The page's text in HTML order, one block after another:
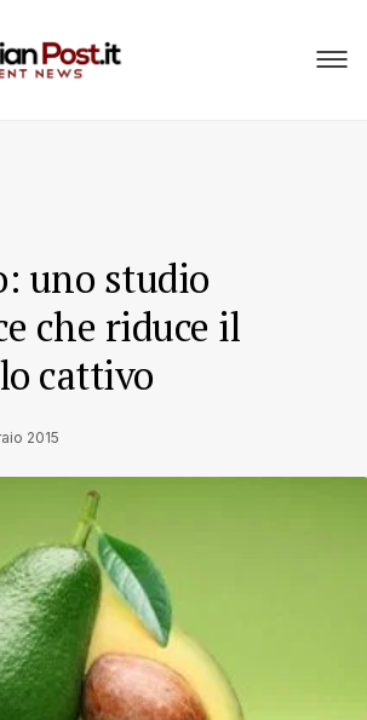
uno studio
che riduce il
cattivo
2015